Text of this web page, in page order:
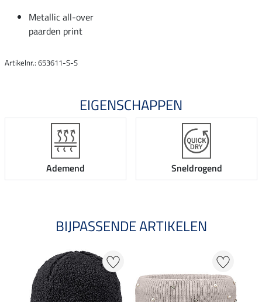
Metallic all-over
paarden print
Artikelnr.: 653611-S-S
EIGENSCHAPPEN
Ademend Sneldrogend
BIJPASSENDE ARTIKELEN